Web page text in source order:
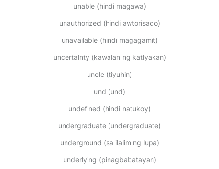
unable (hindi magawa)
unauthorized (hindi awtorisado)
unavailable (hindi magagamit)
uncertainty (kawalan ng katiyakan)
uncle (tiyuhin)
und (und)
undefined (hindi natukoy)
undergraduate (undergraduate)
underground (sa ilalim ng lupa)
underlying (pinagbabatayan)